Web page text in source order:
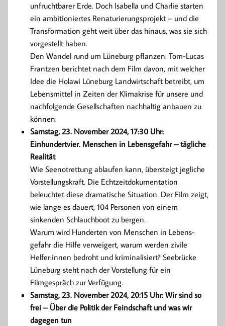
unfruchtbarer Erde. Doch Isabella und Charlie starten
ein ambitioniertes Renaturierungs­projekt – und die
Transformation geht weit über das hinaus, was sie sich
vorgestellt haben.
Den Wandel rund um Lüneburg pflanzen: Tom-Lucas
Frantzen berichtet nach dem Film davon, mit welcher
Idee die Holawi Lüneburg Landwirtschaft betreibt, um
Lebensmittel in Zeiten der Klimakrise für unsere und
nachfolgende Gesellschaften nachhaltig anbauen zu
können.
Samstag, 23. November 2024, 17:30 Uhr:
Einhundertvier. Menschen in Lebensgefahr – tägliche
Realität
Wie Seenotrettung ablaufen kann, übersteigt jegliche
Vorstellungskraft. Die Echtzeitdokumentation
beleuchtet diese dramatische Situation. Der Film zeigt,
wie lange es dauert, 104 Personen von einem
sinkenden Schlauch­boot zu bergen.
Warum wird Hunderten von Menschen in Lebens­
gefahr die Hilfe verweigert, warum werden zivile
Helfer:innen bedroht und krimi­nalisiert? Seebrücke
Lüneburg steht nach der Vorstellung für ein
Filmgespräch zur Verfügung.
Samstag, 23. November 2024, 20:15 Uhr: Wir sind so
frei – Über die Politik der Feindschaft und was wir
dagegen tun